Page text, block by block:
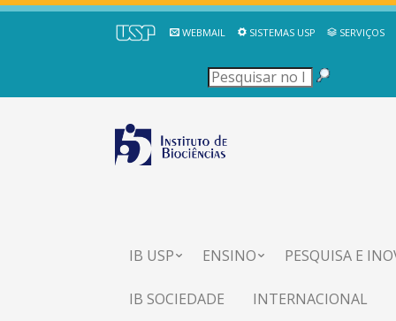
WEBMAIL SISTEMAS USP SERVIÇOS
IB USP ENSINO PESQUISA E
IB SOCIEDADE INTERNACIONAL